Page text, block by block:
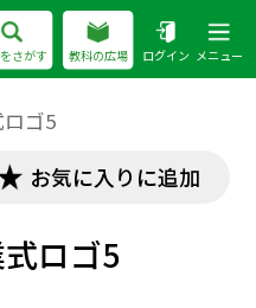
さがす 教科の広場 ログイン メニュー
ロゴ5
お気に入りに追加
式ロゴ5